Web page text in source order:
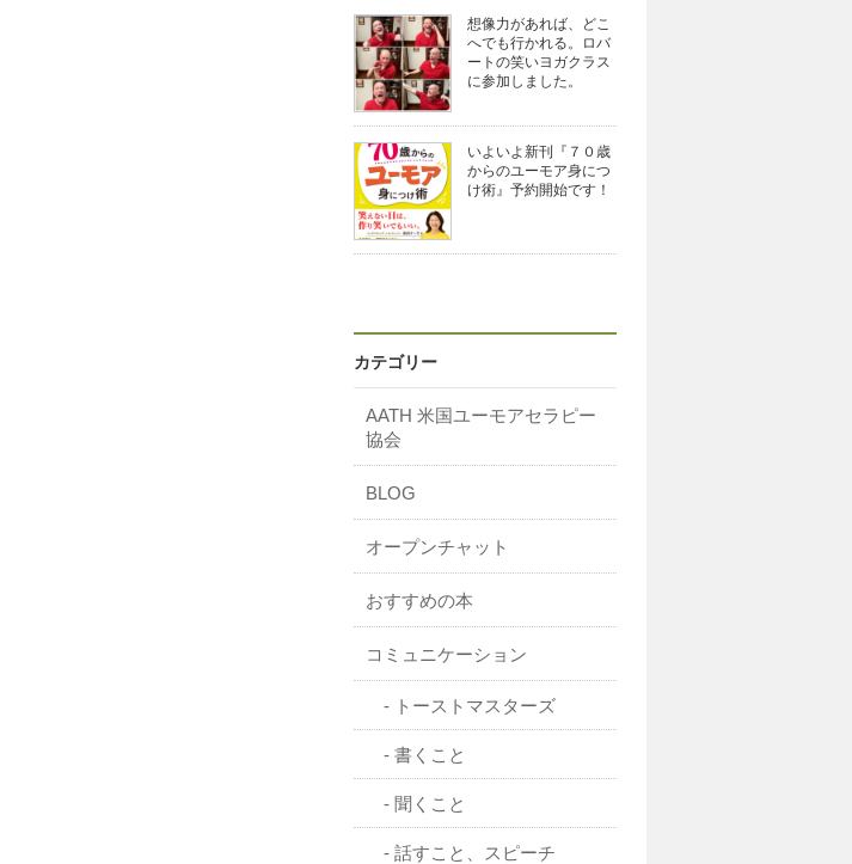
想像力があれば、どこ
へでも行かれる。ロバ
ートの笑いヨガクラス
に参加しました。
いよいよ新刊『７０歳
からのユーモア身につ
け術』予約開始です！
カテゴリー
AATH 米国ユーモアセラピー
協会
BLOG
オープンチャット
おすすめの本
コミュニケーション
トーストマスターズ
書くこと
聞くこと
話すこと、スピーチ